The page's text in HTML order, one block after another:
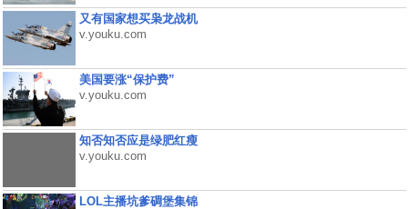
又有国家想买枭龙战机
v.youku.com
美国要涨“保护费”
v.youku.com
知否知否应是绿肥红瘦
v.youku.com
LOL主播坑爹碉堡集锦